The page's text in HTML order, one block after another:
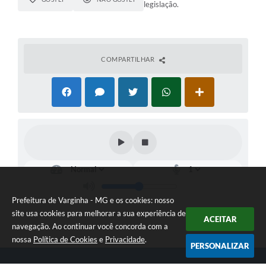
Prefeitura de Varginha - MG e os cookies: nosso
site usa cookies para melhorar a sua experiência de
navegação. Ao continuar você concorda com a
nossa Política de Cookies e Privacidade.
ACEITAR
PERSONALIZAR
legislação.
COMPARTILHAR